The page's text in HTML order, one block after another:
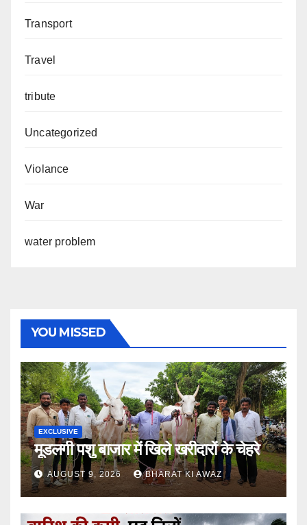
Transport
Travel
tribute
Uncategorized
Violance
War
water problem
YOU MISSED
EXCLUSIVE
मूडलगी पशु बाजार में खिले खरीदारों के चेहरे
AUGUST 9, 2026 BHARAT KI AWAZ